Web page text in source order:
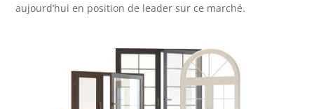
aujourd’hui en position de leader sur ce marché.